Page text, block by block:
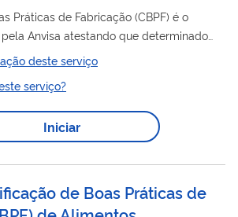
Práticas de Fabricação (CBPF) é o
Anvisa atestando que determinado
com as Boas Práticas de Fabricação.
Práticas de Distribuição e/ou
é o documento emitido pela Anvisa
estabelecimento cumpre com as
e Armazenagem ou Boas Práticas
cadastrada na...
deste serviço
serviço?
Iniciar
de Boas Práticas de